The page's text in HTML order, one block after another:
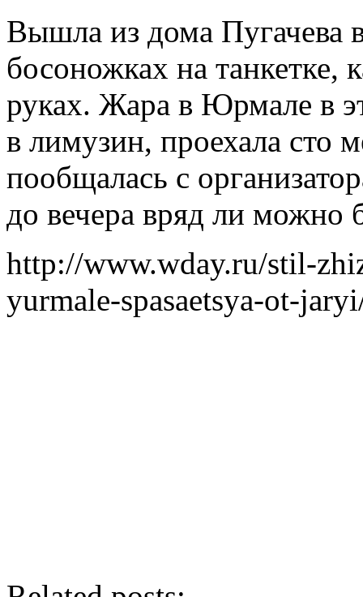
Вышла из дома Пугачева
босоножках на танкетке,
руках. Жара в Юрмале в
в лимузин, проехала сто
пообщалась с
до вечера вряд ли можно
http://www.wday.ru/stil-
yurmale-spasaetsya-ot-